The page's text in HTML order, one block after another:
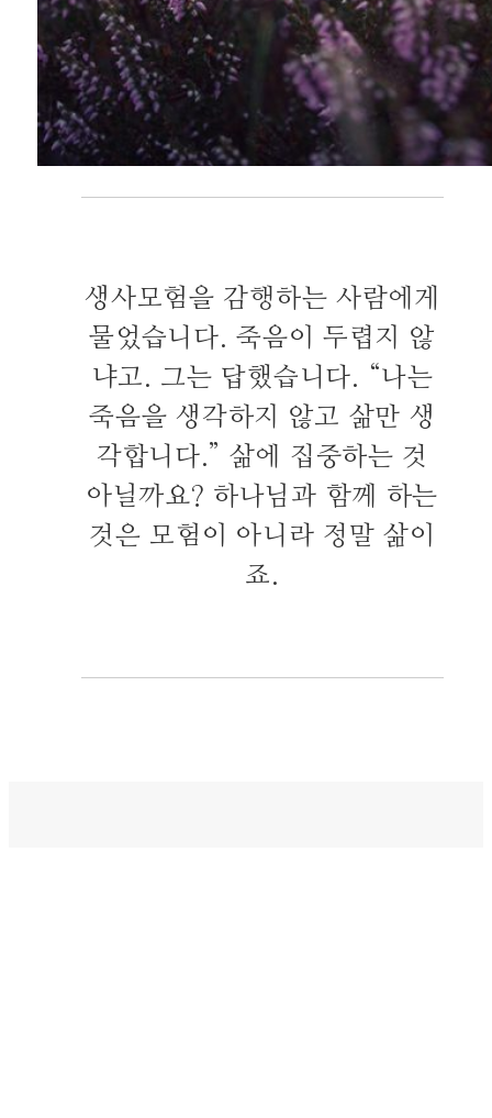
생사모험을 감행하는 사람에게
물었습니다. 죽음이 두렵지 않
냐고. 그는 답했습니다. “나는
죽음을 생각하지 않고 삶만 생
각합니다.” 삶에 집중하는 것
아닐까요? 하나님과 함께 하는
것은 모험이 아니라 정말 삶이
죠.